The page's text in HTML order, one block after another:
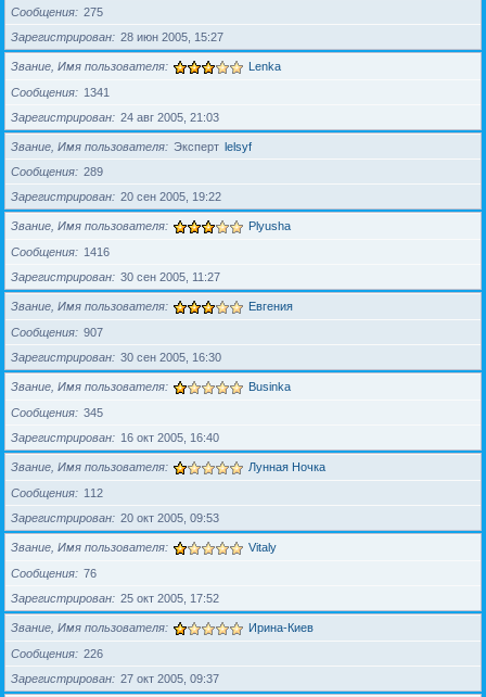
Сообщения
275
Зарегистрирован
28 июн 2005, 15:27
Звание, Имя пользователя Lenka
Сообщения
1341
Зарегистрирован
24 авг 2005, 21:03
Звание, Имя пользователя Эксперт lelsyf
Сообщения
289
Зарегистрирован
20 сен 2005, 19:22
Звание, Имя пользователя Plyusha
Сообщения
1416
Зарегистрирован
30 сен 2005, 11:27
Звание, Имя пользователя Евгения
Сообщения
907
Зарегистрирован
30 сен 2005, 16:30
Звание, Имя пользователя Businka
Сообщения
345
Зарегистрирован
16 окт 2005, 16:40
Звание, Имя пользователя Лунная Ночка
Сообщения
112
Зарегистрирован
20 окт 2005, 09:53
Звание, Имя пользователя Vitaly
Сообщения
76
Зарегистрирован
25 окт 2005, 17:52
Звание, Имя пользователя Ирина-Киев
Сообщения
226
Зарегистрирован
27 окт 2005, 09:37